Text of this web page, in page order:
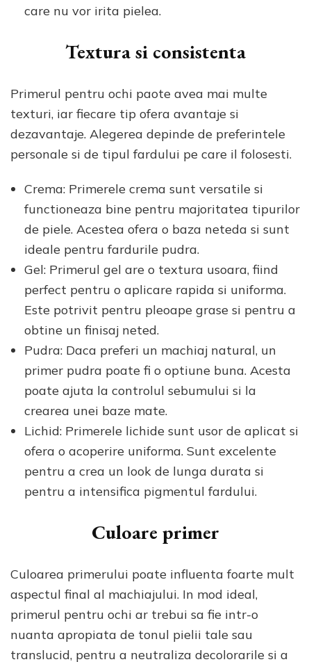
care nu vor irita pielea.
Textura si consistenta
Primerul pentru ochi paote avea mai multe
texturi, iar fiecare tip ofera avantaje si
dezavantaje. Alegerea depinde de preferintele
personale si de tipul fardului pe care il folosesti.
Crema: Primerele crema sunt versatile si
functioneaza bine pentru majoritatea tipurilor
de piele. Acestea ofera o baza neteda si sunt
ideale pentru fardurile pudra.
Gel: Primerul gel are o textura usoara, fiind
perfect pentru o aplicare rapida si uniforma.
Este potrivit pentru pleoape grase si pentru a
obtine un finisaj neted.
Pudra: Daca preferi un machiaj natural, un
primer pudra poate fi o optiune buna. Acesta
poate ajuta la controlul sebumului si la
crearea unei baze mate.
Lichid: Primerele lichide sunt usor de aplicat si
ofera o acoperire uniforma. Sunt excelente
pentru a crea un look de lunga durata si
pentru a intensifica pigmentul fardului.
Culoare primer
Culoarea primerului poate influenta foarte mult
aspectul final al machiajului. In mod ideal,
primerul pentru ochi ar trebui sa fie intr-o
nuanta apropiata de tonul pielii tale sau
translucid, pentru a neutraliza decolorarile si a